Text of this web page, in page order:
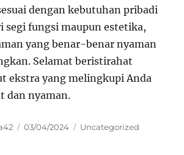
dengan kebutuhan pribadi
segi fungsi maupun estetika,
yang benar-benar nyaman
Selamat beristirahat
ekstra yang melingkupi Anda
dan nyaman.
Posted
03/04/2024 Categories
Uncategorized